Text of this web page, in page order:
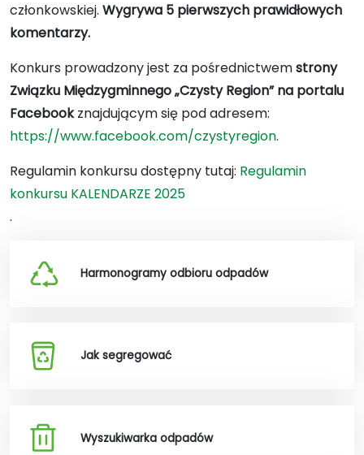
członkowskiej. Wygrywa 5 pierwszych prawidłowych
komentarzy.
Konkurs prowadzony jest za pośrednictwemstrony
Związku Międzygminnego „Czysty Region” na portalu
Facebookznajdującym się pod adresem:
https://www.facebook.com/czystyregion.
Regulamin konkursu dostępny tutaj: Regulamin
konkursu KALENDARZE 2025
.
Harmonogramy odbioru odpadów
Jak segregować
Wyszukiwarka odpadów